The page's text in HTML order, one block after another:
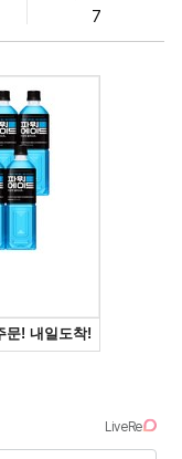
7